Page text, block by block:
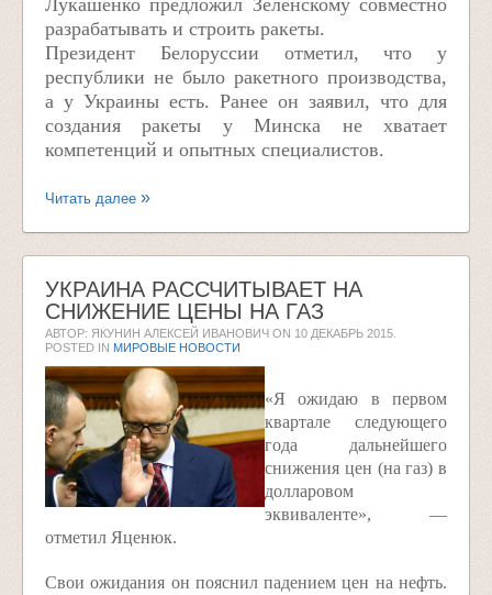
Лукашенко предложил Зеленскому совместно
разрабатывать и строить ракеты.
Президент Белоруссии отметил, что у
республики не было ракетного производства,
а у Украины есть. Ранее он заявил, что для
создания ракеты у Минска не хватает
компетенций и опытных специалистов.
Читать далее
УКРАИНА РАССЧИТЫВАЕТ НА
СНИЖЕНИЕ ЦЕНЫ НА ГАЗ
АВТОР: ЯКУНИН АЛЕКСЕЙ ИВАНОВИЧ ON 10 ДЕКАБРЬ 2015
POSTED IN МИРОВЫЕ НОВОСТИ
«Я ожидаю в первом
квартале следующего
года дальнейшего
снижения цен (на газ) в
долларовом
эквиваленте», —
отметил Яценюк.
Свои ожидания он пояснил падением цен на нефть.